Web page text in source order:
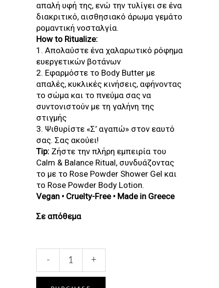
απαλή υφή της, ενώ την τυλίγει σε ένα
διακριτικό, αισθησιακό άρωμα γεμάτο
ρομαντική νοσταλγία.
How to Ritualize:
1. Απολαύστε ένα χαλαρωτικό ρόφημα
ευεργετικών βοτάνων
2. Εφαρμόστε το Body Butter με
απαλές, κυκλικές κινήσεις, αφήνοντας
το σώμα και το πνεύμα σας να
συντονιστούν με τη γαλήνη της
στιγμής
3. Ψιθυρίστε «Σ’ αγαπώ» στον εαυτό
σας. Σας ακούει!
Tip: Ζήστε την πλήρη εμπειρία του
Calm & Balance Ritual, συνδυάζοντας
το με το Rose Powder Shower Gel και
το Rose Powder Body Lotion.
Vegan • Cruelty-Free • Made in Greece
Σε απόθεμα
BODY
- +